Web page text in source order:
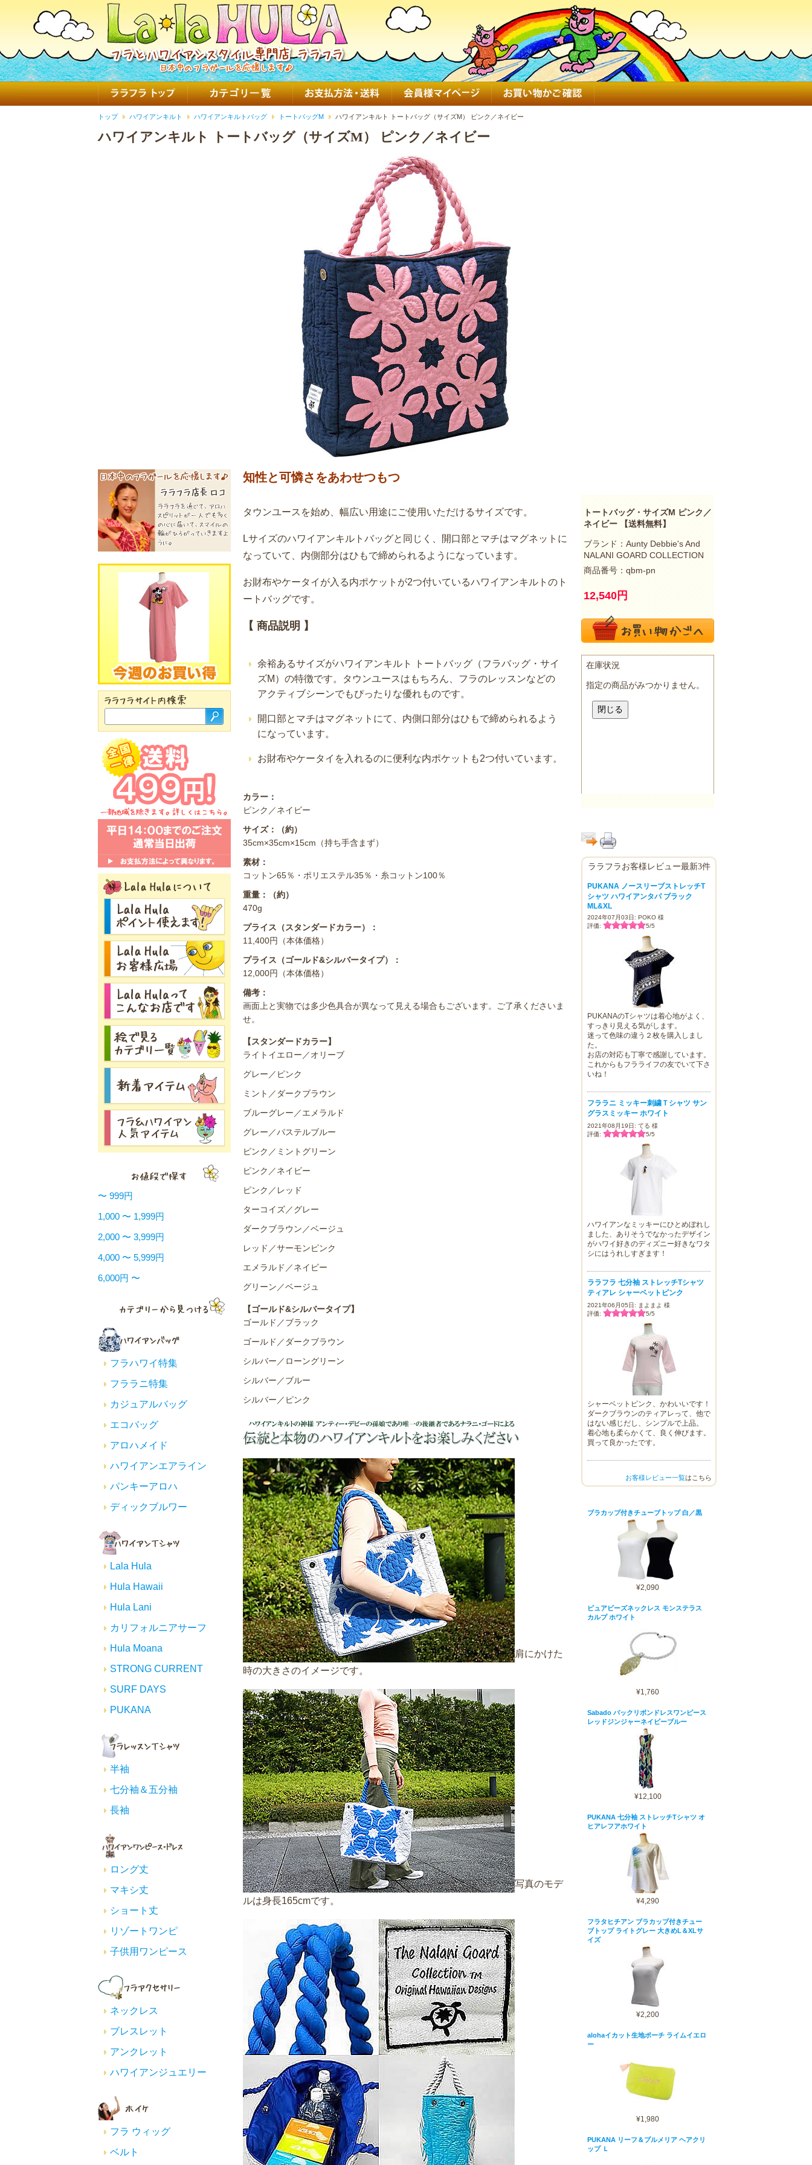
トップ ハワイアンキルト ハワイアンキルトバッグ トートバッグM ハワイアンキルト トートバッグ（サイズM） ピンク／ネイビー
ハワイアンキルト トートバッグ（サイズM） ピンク／ネイビー
知性と可憐さをあわせつもつ
タウンユースを始め、幅広い用途にご使用いただけるサイズです。
Lサイズのハワイアンキルトバッグと同じく、開口部とマチはマグネットに
なっていて、内側部分はひもで締められるようになっています。
お財布やケータイが入る内ポケットが2つ付いているハワイアンキルトのト
ートバッグです。
【 商品説明 】
余裕あるサイズがハワイアンキルト トートバッグ（フラバッグ・サイ
ズM）の特徴です。タウンユースはもちろん、フラのレッスンなどの
アクティブシーンでもぴったりな優れものです。
開口部とマチはマグネットにて、内側口部分はひもで締められるよう
になっています。
お財布やケータイを入れるのに便利な内ポケットも2つ付いています。
カラー：
ピンク／ネイビー
サイズ：（約）
35cm×35cm×15cm（持ち手含まず）
素材：
コットン65％・ポリエステル35％・糸コットン100％
重量：（約）
470g
プライス（スタンダードカラー）：
11,400円（本体価格）
プライス（ゴールド&シルバータイプ）：
12,000円（本体価格）
備考：
画面上と実物では多少色具合が異なって見える場合もございます。ご了承くださいま
せ。
【スタンダードカラー】
ライトイエロー／オリーブ
グレー／ピンク
ミント／ダークブラウン
ブルーグレー／エメラルド
グレー／パステルブルー
ピンク／ミントグリーン
ピンク／ネイビー
ピンク／レッド
ターコイズ／グレー
ダークブラウン／ベージュ
レッド／サーモンピンク
エメラルド／ネイビー
グリーン／ベージュ
【ゴールド&シルバータイプ】
ゴールド／ブラック
ゴールド／ダークブラウン
シルバー／ローングリーン
シルバー／ブルー
シルバー／ピンク
肩にかけた
時の大きさのイメージです。
写真のモデ
ルは身長165cmです。
トートバッグ・サイズM ピンク／
ネイビー 【送料無料】
ブランド：Aunty Debbie's And
NALANI GOARD COLLECTION
商品番号：qbm-pn
12,540円
ララフラお客様レビュー最新3件
PUKANA ノースリーブストレッチT
シャツ ハワイアンタパ ブラック
ML&XL
2024年07月03日: POKO 様
評価:
5/5
PUKANAのTシャツは着心地がよく、
すっきり見える気がします。
迷って色味の違う２枚を購入しまし
た。
お店の対応も丁寧で感謝しています。
これからもフラライフの友でいて下さ
いね！
フララニ ミッキー刺繍Ｔシャツ サン
グラスミッキー ホワイト
2021年08月19日: てる 様
評価:
5/5
ハワイアンなミッキーにひとめぼれし
ました、ありそうでなかったデザイン
がハワイ好きのディズニー好きなワタ
シにはうれしすぎます！
ララフラ 七分袖 ストレッチTシャツ
ティアレ シャーベットピンク
2021年06月05日: まよまよ 様
評価:
5/5
シャーベットピンク、かわいいです！
ダークブラウンのティアレって、他で
はない感じだし、シンプルで上品。
着心地も柔らかくて、良く伸びます。
買って良かったです。
お客様レビュー一覧はこちら
ブラカップ付きチューブトップ 白／黒
¥2,090
ピュアビーズネックレス モンステラス
カルプ ホワイト
¥1,760
Sabado バックリボンドレスワンピース
レッドジンジャーネイビーブルー
¥12,100
PUKANA 七分袖 ストレッチTシャツ オ
ヒアレフアホワイト
¥4,290
フラタヒチアン ブラカップ付きチュー
ブトップ ライトグレー 大きめL＆XLサ
イズ
¥2,200
alohaイカット生地ポーチ ライムイエロ
ー
¥1,980
PUKANA リーフ＆プルメリア ヘアクリ
ップ Ｌ
〜 999円
1,000 〜 1,999円
2,000 〜 3,999円
4,000 〜 5,999円
6,000円 〜
フラハワイ特集
フララニ特集
カジュアルバッグ
エコバッグ
アロハメイド
ハワイアンエアライン
パンキーアロハ
ディックブルワー
Lala Hula
Hula Hawaii
Hula Lani
カリフォルニアサーフ
Hula Moana
STRONG CURRENT
SURF DAYS
PUKANA
半袖
七分袖＆五分袖
長袖
ロング丈
マキシ丈
ショート丈
リゾートワンピ
子供用ワンピース
ネックレス
ブレスレット
アンクレット
ハワイアンジュエリー
フラ ウィッグ
ベルト